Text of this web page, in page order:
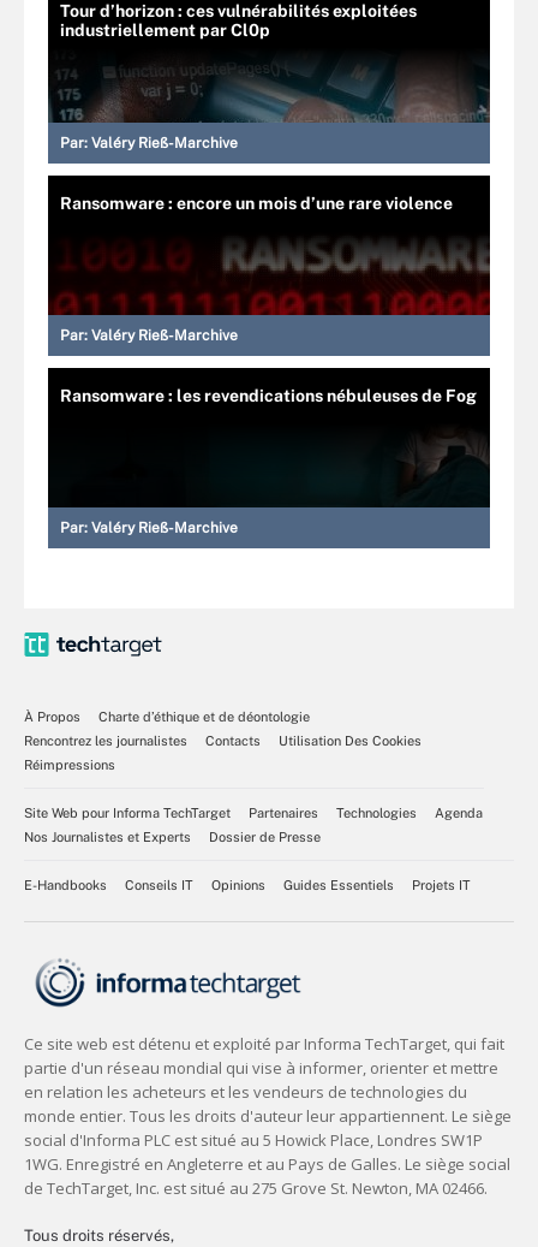
Tour d’horizon : ces vulnérabilités exploitées
industriellement par Cl0p
Par: Valéry Rieß-Marchive
Ransomware : encore un mois d’une rare violence
Par: Valéry Rieß-Marchive
Ransomware : les revendications nébuleuses de Fog
Par: Valéry Rieß-Marchive
À Propos
Charte d’éthique et de déontologie
Rencontrez les journalistes
Contacts
Utilisation Des Cookies
Réimpressions
Site Web pour Informa TechTarget Partenaires Technologies
Agenda
Nos Journalistes et Experts
Dossier de Presse
E-Handbooks Conseils IT Opinions Guides Essentiels Projets IT
Tous droits réservés,